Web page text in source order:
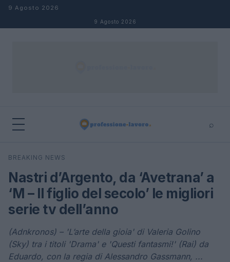
Salta al contenuto
9 Agosto 2026
9 Agosto 2026
⌕
Cerca
BREAKING NEWS
Nastri d’Argento, da ‘Avetrana’ a
‘M – Il figlio del secolo’ le migliori
serie tv dell’anno
(Adnkronos) – 'L’arte della gioia' di Valeria Golino
(Sky) tra i titoli 'Drama' e 'Questi fantasmi!' (Rai) da
Eduardo, con la regia di Alessandro Gassmann, ...